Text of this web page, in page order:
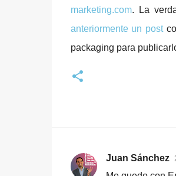
marketing.com. La
anteriormente un post
packaging para
C
Juan Sánchez